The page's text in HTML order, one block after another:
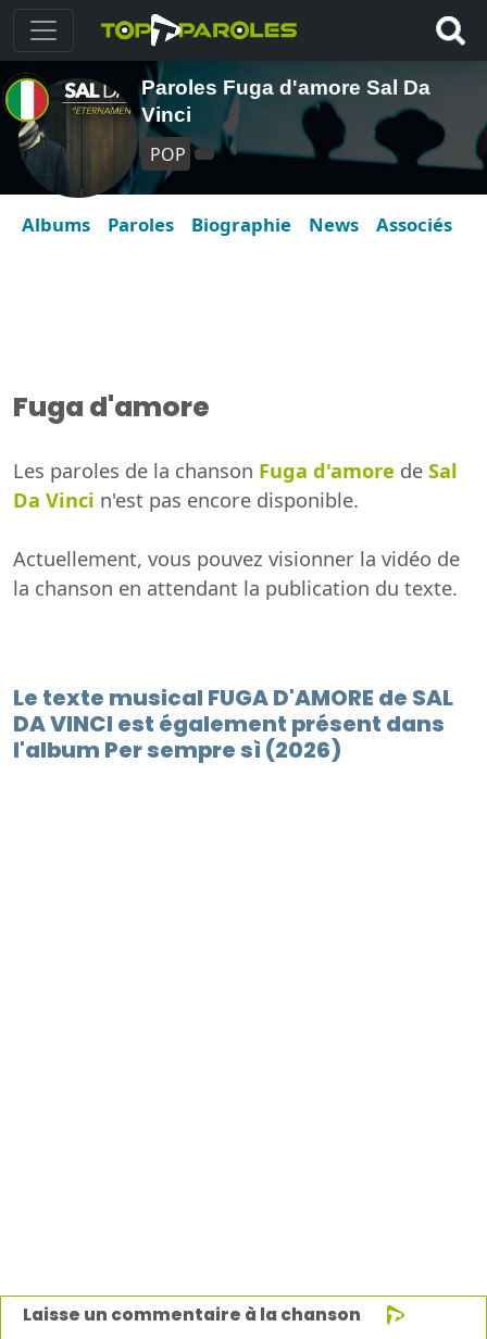
Paroles Fuga d'amore Sal Da
Vinci
POP
Albums Paroles Biographie News Associés
Fuga d'amore
Les paroles de la chanson Fuga d'amore de Sal
Da Vinci n'est pas encore disponible.
Actuellement, vous pouvez visionner la vidéo de
la chanson en attendant la publication du texte.
Le texte musical FUGA D'AMORE de SAL
DA VINCI est également présent dans
l'album Per sempre sì (2026)
Laisse un commentaire à la chanson